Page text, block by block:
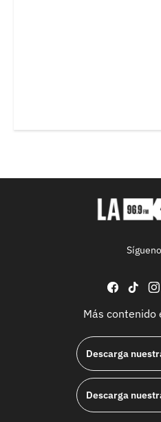
facebook
Más contenido
Descarga
Descarga